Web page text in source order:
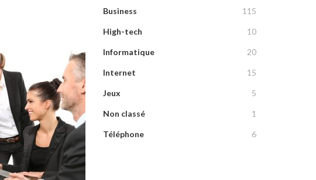
Business 115
High-tech 10
Informatique 20
Internet 15
Jeux 5
Non classé 1
Téléphone 6